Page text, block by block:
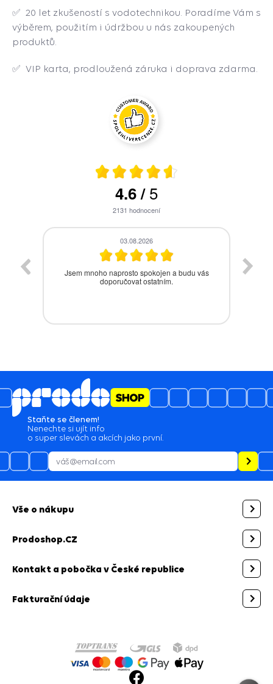
✅ 20 let zkušeností s vodotechnikou. Poradíme Vám s
výběrem, použitím i údržbou u nás zakoupených
produktů.
✅ VIP karta, prodloužená záruka i doprava zdarma.
4.6/5
2131 hodnocení
28.07.2026
Bezproblémová komunikace, rychlé vyřešení
drobného problému.
Staňte se členem!
Nenechte si ujít info
o super slevách a akcích jako první.
Vše o nákupu
Prodoshop.CZ
Kontakt a pobočka v České republice
Fakturační údaje